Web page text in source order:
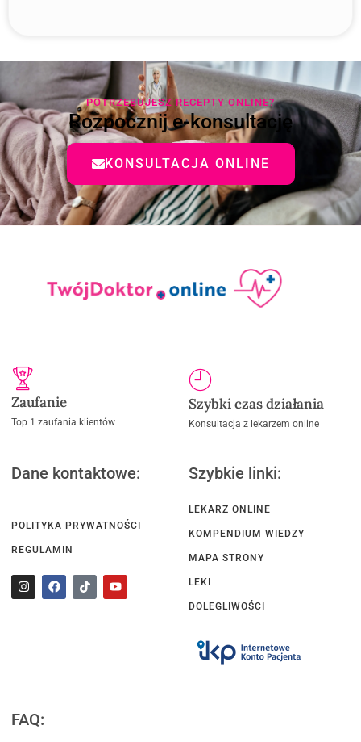
POTRZEBUJESZ RECEPTY ONLINE?
Rozpocznij e-konsultację
KONSULTACJA ONLINE
Zaufanie
Top 1 zaufania klientów
Szybki czas działania
Konsultacja z lekarzem online
Dane kontaktowe:
POLITYKA PRYWATNOŚCI
REGULAMIN
Szybkie linki:
LEKARZ ONLINE
KOMPENDIUM WIEDZY
MAPA STRONY
LEKI
DOLEGLIWOŚCI
FAQ: